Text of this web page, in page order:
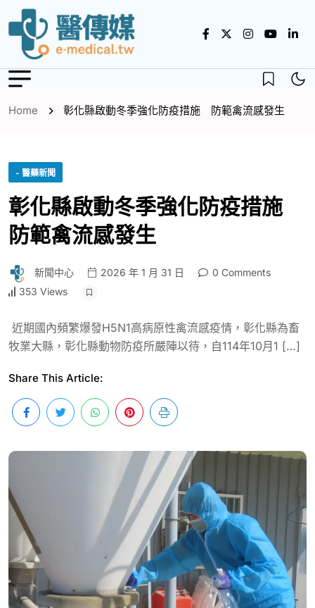
Home 彰化縣啟動冬季強化防疫措施 防範禽流感發生
- 醫藥新聞
彰化縣啟動冬季強化防疫措施
防範禽流感發生
新聞中心 2026 年 1 月 31 日
0 Comments
353 Views
近期國內頻繁爆發H5N1高病原性禽流感疫情，彰化縣為畜
牧業大縣，彰化縣動物防疫所嚴陣以待，自114年10月1 […]
Share This Article: